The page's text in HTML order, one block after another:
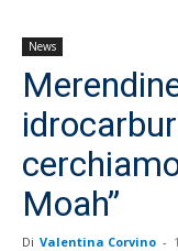
News
Moah”
Di Valentina Corvino -